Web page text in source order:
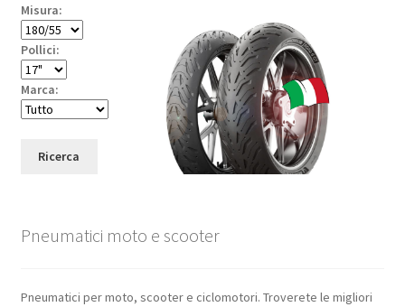
Misura:
Pollici:
Marca:
Ricerca
Pneumatici moto e scooter
Pneumatici per moto, scooter e ciclomotori. Troverete le migliori